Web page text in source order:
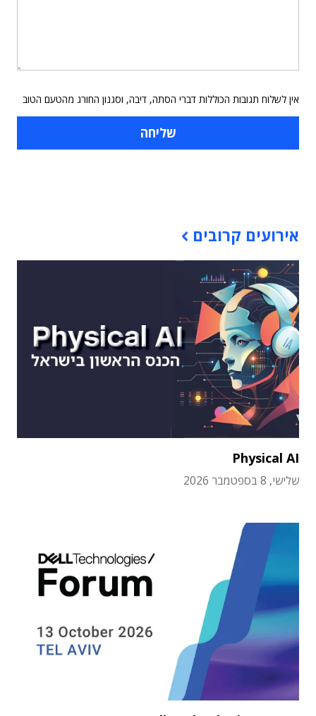
אין לשלוח תגובות הכוללות דברי הסתה, דיבה, וסגנון החורג מהטעם הטוב
אירועים קרובים
Physical AI
שלישי, 8 בספטמבר 2026